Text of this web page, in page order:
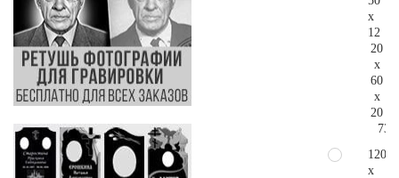
x
12
20
x
60
x
20
120
x